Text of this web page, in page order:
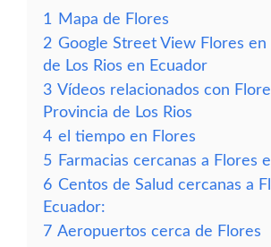
1
Mapa de Flores
2 Google Street View Flores en
de Los Rios en Ecuador
3 Vídeos relacionados con
Provincia de Los Rios
4 el tiempo en Flores
5 Farmacias cercanas a Flores
6 Centos de Salud cercanas a
Ecuador:
7 Aeropuertos cerca de Flores